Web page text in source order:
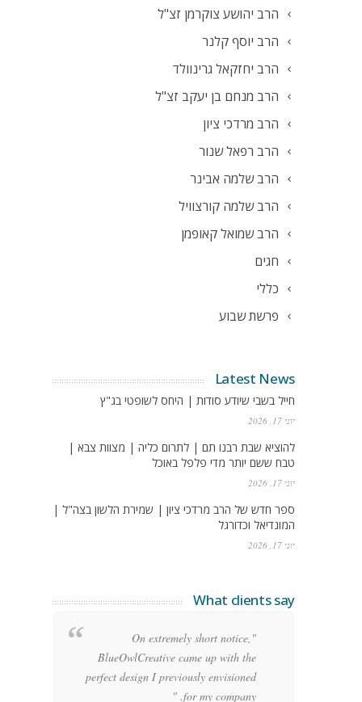
הרב יהושע צוקרמן זצ"ל
הרב יוסף קלנר
הרב יחזקאל גרינוולד
הרב מנחם בן יעקב זצ"ל
הרב מרדכי ציון
הרב רפאל שנור
הרב שלמה אבינר
הרב שלמה קורצוויל
הרב שמואל קאופמן
חגים
כללי
פרשת שבוע
Latest News
חייל בשבי שיודע סודות | היחס לשופטי בג"ץ
יוני 17, 2026
להוציא שבת רבנו תם | לתרום כליה | מצוות צבא |
טבח ששם יותר מדי פלפל באוכל
יוני 17, 2026
ספר חדש של הרב מרדכי ציון | שמירת הלשון בצה"ל |
המונדיאל וכדורגל
יוני 17, 2026
What clients say
"On extremely short notice,
BlueOwlCreative came up with the
perfect design I previously envisioned
for my company. "